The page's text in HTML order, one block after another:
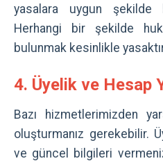
yasalara uygun şekilde
Herhangi bir şekilde
bulunmak kesinlikle
4. Üyelik ve Hesap
Bazı hizmetlerimizden
oluşturmanız gerekebilir.
ve güncel bilgileri